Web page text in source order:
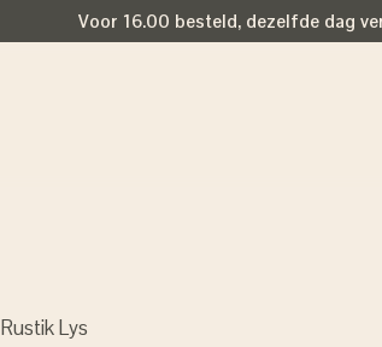
Voor 16.00 besteld, dezelfde dag
Rustik Lys